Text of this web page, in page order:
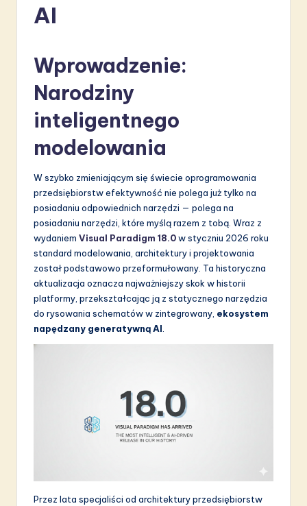
in
A
&
w
o
AI
Wprowadzenie:
Narodziny
inteligentnego
modelowania
W szybko zmieniającym się świecie oprogramowania
przedsiębiorstw efektywność nie polega już tylko na
posiadaniu odpowiednich narzędzi — polega na
posiadaniu narzędzi, które myślą razem z tobą. Wraz z
wydaniem Visual Paradigm 18.0w styczniu 2026 roku
standard modelowania, architektury i projektowania
został podstawowo przeformułowany. Ta historyczna
aktualizacja oznacza najważniejszy skok w historii
platformy, przekształcając ją z statycznego narzędzia
do rysowania schematów w zintegrowany, ekosystem
napędzany generatywną AI
Przez lata specjaliści od architektury przedsiębiorstw